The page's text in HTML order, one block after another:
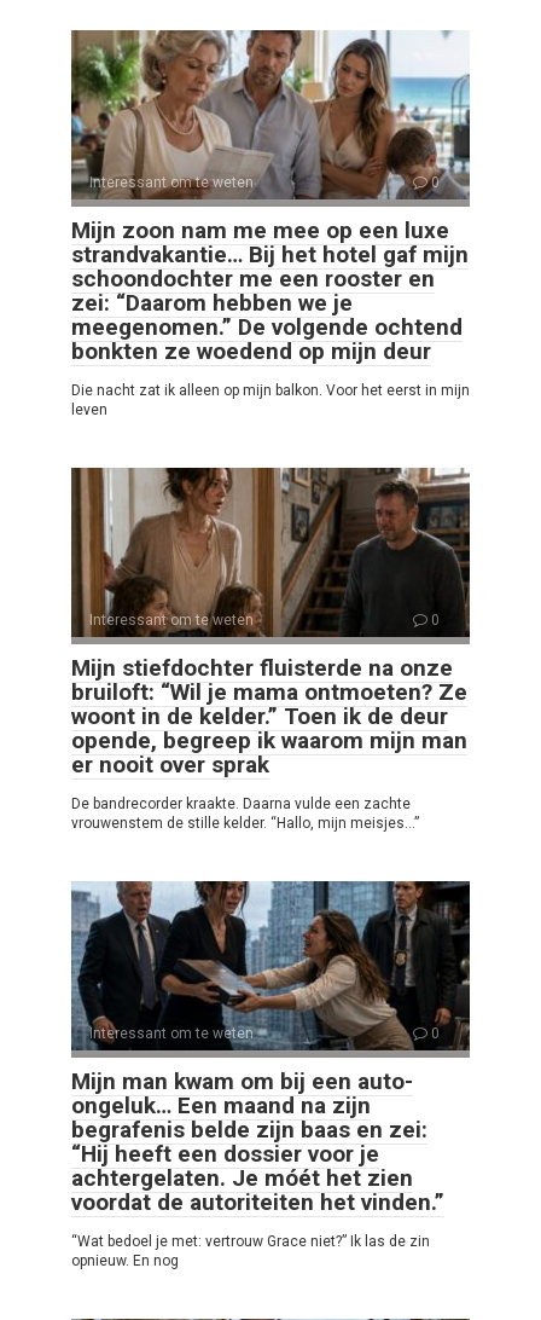
Interessant om te weten 0
Mijn zoon nam me mee op een luxe
strandvakantie… Bij het hotel gaf mijn
schoondochter me een rooster en
zei: “Daarom hebben we je
meegenomen.” De volgende ochtend
bonkten ze woedend op mijn deur
Die nacht zat ik alleen op mijn balkon. Voor het eerst in mijn
leven
Interessant om te weten 0
Mijn stiefdochter fluisterde na onze
bruiloft: “Wil je mama ontmoeten? Ze
woont in de kelder.” Toen ik de deur
opende, begreep ik waarom mijn man
er nooit over sprak
De bandrecorder kraakte. Daarna vulde een zachte
vrouwenstem de stille kelder. “Hallo, mijn meisjes…”
Interessant om te weten 0
Mijn man kwam om bij een auto-
ongeluk… Een maand na zijn
begrafenis belde zijn baas en zei:
“Hij heeft een dossier voor je
achtergelaten. Je móét het zien
voordat de autoriteiten het vinden.”
“Wat bedoel je met: vertrouw Grace niet?” Ik las de zin
opnieuw. En nog